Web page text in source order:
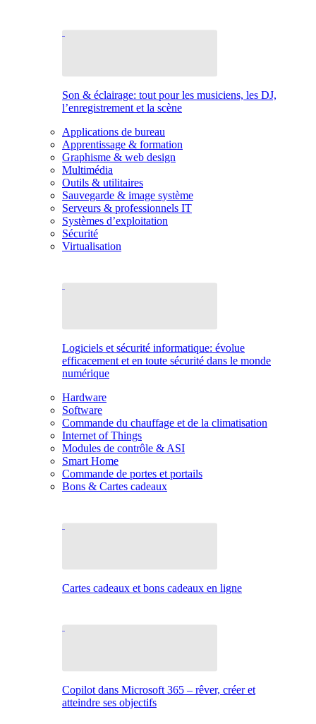
Son & éclairage: tout pour les musiciens, les DJ,
l’enregistrement et la scène
Applications de bureau
Apprentissage & formation
Graphisme & web design
Multimédia
Outils & utilitaires
Sauvegarde & image système
Serveurs & professionnels IT
Systèmes d’exploitation
Sécurité
Virtualisation
Logiciels et sécurité informatique: évolue
efficacement et en toute sécurité dans le monde
numérique
Hardware
Software
Commande du chauffage et de la climatisation
Internet of Things
Modules de contrôle & ASI
Smart Home
Commande de portes et portails
Bons & Cartes cadeaux
Cartes cadeaux et bons cadeaux en ligne
Copilot dans Microsoft 365 – rêver, créer et
atteindre ses objectifs